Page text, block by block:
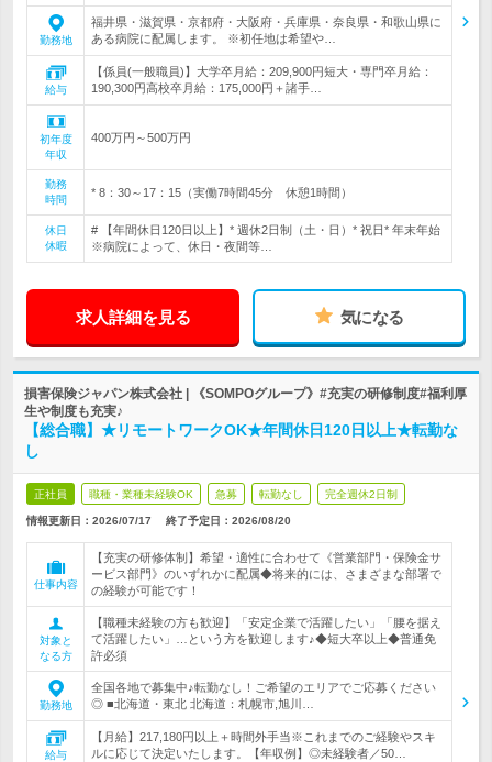
勤務地
福井県・滋賀県・京都府・大阪府・兵庫県・奈良県・和歌山県に
ある病院に配属します。 ※初任地は希望や…
給与
【係員(一般職員)】大学卒月給：209,900円短大・専門卒月給：
190,300円高校卒月給：175,000円＋諸手…
初年度
年収
400万円～500万円
勤務
時間
* 8：30～17：15（実働7時間45分 休憩1時間）
休日
休暇
# 【年間休日120日以上】* 週休2日制（土・日）* 祝日* 年末年始
※病院によって、休日・夜間等…
求人詳細を見る 気になる
損害保険ジャパン株式会社 | 《SOMPOグループ》#充実の研修制度#福利厚
生や制度も充実♪
【総合職】★リモートワークOK★年間休日120日以上★転勤な
し
正社員 職種・業種未経験OK 急募 転勤なし 完全週休2日制
情報更新日：2026/07/17 終了予定日： 2026/08/20
仕事内容
【充実の研修体制】希望・適性に合わせて《営業部門・保険金サ
ービス部門》のいずれかに配属◆将来的には、さまざまな部署で
の経験が可能です！
対象と
なる方
【職種未経験の方も歓迎】「安定企業で活躍したい」「腰を据え
て活躍したい」…という方を歓迎します♪◆短大卒以上◆普通免
許必須
勤務地
全国各地で募集中♪転勤なし！ご希望のエリアでご応募ください
◎ ■北海道・東北 北海道：札幌市,旭川…
給与
【月給】217,180円以上＋時間外手当※これまでのご経験やスキ
ルに応じて決定いたします。【年収例】◎未経験者／50…